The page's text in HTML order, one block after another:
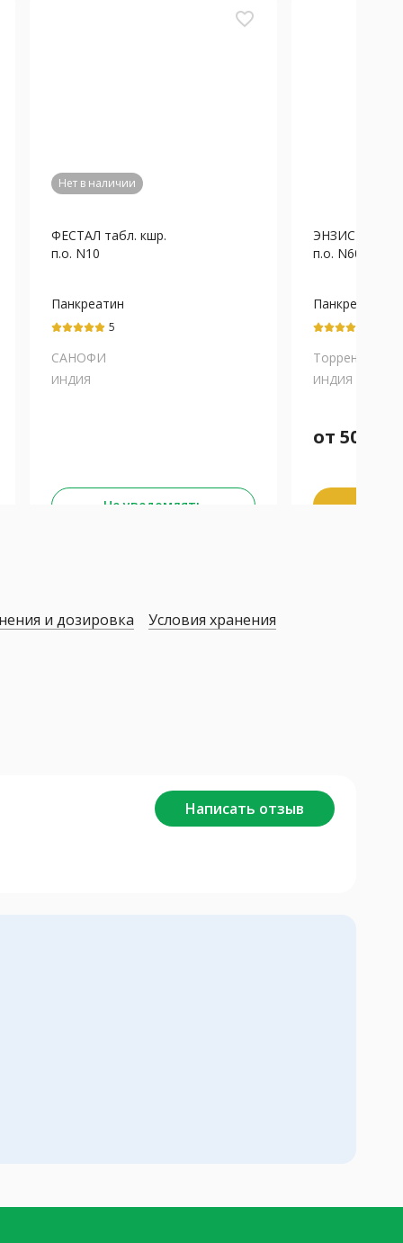
favorite_border
Нет в наличии
ФЕСТАЛ табл. кшр.
п.о. N10
Панкреатин
5
САНОФИ
ИНДИЯ
Не уведомлять
ЭНЗИСТАЛ
п.о. N60
Панкреатин
Торрент...
ИНДИЯ
от 506
и дозировка
Условия хранения
Написать отзыв